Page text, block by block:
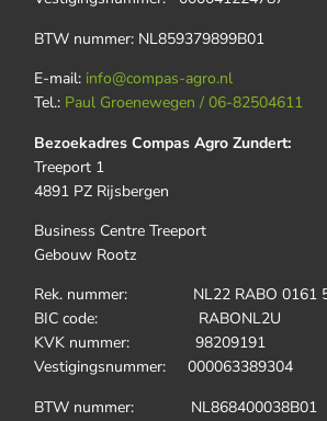
BTW nummer: NL859379899B01
E-mail: info@compas-agro.nl
Tel.: Paul Groenewegen / 06-82504611
Bezoekadres Compas Agro Zundert:
Treeport 1
4891 PZ Rijsbergen
Business Centre Treeport
Gebouw Rootz
Rek. nummer: NL22 RABO 0161
BIC code: RABONL2U
KVK nummer: 98209191
Vestigingsnummer: 000063389304
BTW nummer: NL868400038B01